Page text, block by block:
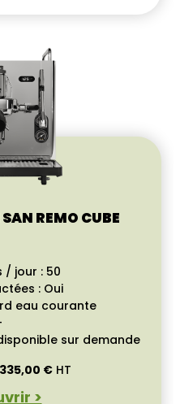
REMO CUBE
/ jour : 50
: Oui
eau courante
sur demande
€ HT
>